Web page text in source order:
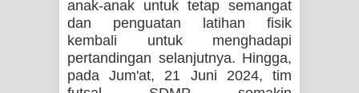
anak-anak untuk tetap semangat
dan penguatan latihan fisik
kembali untuk menghadapi
pertandingan selanjutnya. Hingga,
pada Jum'at, 21 Juni 2024, tim